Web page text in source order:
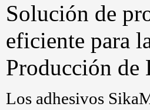
Solución de
eficiente para
Producción de
Los adhesivos